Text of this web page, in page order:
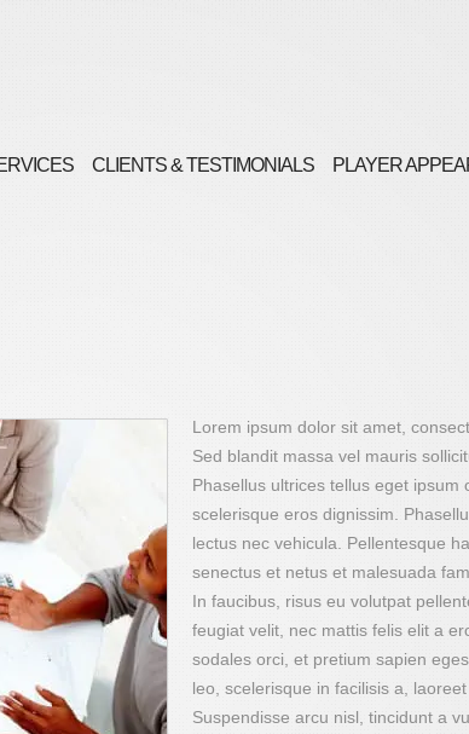
CLIENTS & TESTIMONIALS PLAYER
Lorem ipsum dolor sit amet,
Sed blandit massa vel mauris
Phasellus ultrices tellus eget ipsum
scelerisque eros dignissim.
lectus nec vehicula. Pellentesque
senectus et netus et malesuada
In faucibus, risus eu volutpat
feugiat velit, nec mattis felis elit a
sodales orci, et pretium sapien
leo, scelerisque in facilisis a, laoreet
Suspendisse arcu nisl, tincidunt a